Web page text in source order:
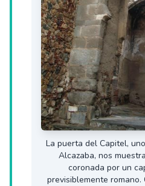
La puerta del Capitel,
Alcazaba, nos
coronada por un
previsiblemente romano.